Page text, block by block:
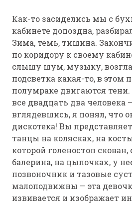
Как-то засиделись мы с
кабинете допоздна,
Зима, темь, тишина.
по коридору к своему
слышу шум, музыку,
подсветка какая-то, в этом
полумраке двигаются
все двадцать два человека
вглядевшись, я понял, что
дискотека! Вы
танцы на колясках, на
которой голеностоп скован,
балерина, на цыпочках, у
позвоночник и тазовые
малоподвижны — эта
извивается и изображает